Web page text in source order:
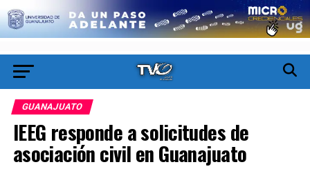
GUANAJUATO
IEEG responde a solicitudes de
asociación civil en Guanajuato